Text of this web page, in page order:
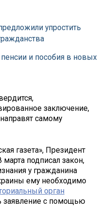
упростить
пенсии и пособия в новых
заключение,
самому
газета», Президент
марта подписал закон,
у гражданина
ему необходимо
орган
заявление с помощью